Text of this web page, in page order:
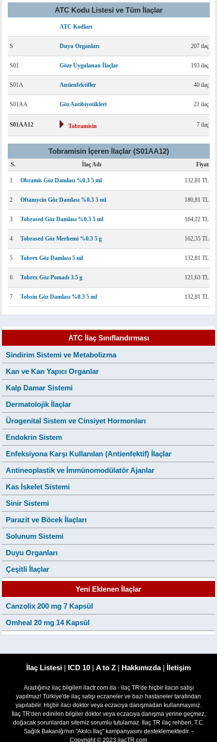
ATC Kodu Listesi ve Tüm İlaçlar
ATC Kodları
S Duyu Organları 207 ilaç
S01 Göze Uygulanan İlaçlar 193 ilaç
S01A Antienfektifler 40 ilaç
S01AA Göz Antibiyotikleri 21 ilaç
S01AA12 Tobramisin 7 ilaç
Tobramisin İçeren İlaçlar (S01AA12)
S. İlaç Adı Fiyat
1 Obramis Göz Damlası %0.3 5 ml 132,81 TL
2 Oftamycin Göz Damlası %0.3 5 ml 180,81 TL
3 Tobrased Göz Damlası %0.3 5 ml 164,22 TL
4 Tobrased Göz Merhemi %0.3 5 g 162,35 TL
5 Tobrex Göz Damlası 5 ml 132,81 TL
6 Tobrex Göz Pomadı 3.5 g 121,63 TL
7 Tobsin Göz Damlası %0.3 5 ml 132,81 TL
ATC İlaç Sınıflandırması
Sindirim Sistemi ve Metabolizma
Kan ve Kan Yapıcı Organlar
Kalp Damar Sistemi
Dermatolojik İlaçlar
Ürogenital Sistem ve Cinsiyet Hormonları
Endokrin Sistem
Enfeksiyona Karşı Kullanılan (Antienfektif) İlaçlar
Antineoplastik ve İmmünomodülatör Ajanlar
Kas İskelet Sistemi
Sinir Sistemi
Parazit ve Böcek İlaçları
Solunum Sistemi
Duyu Organları
Çeşitli İlaçlar
Yeni Eklenen İlaçlar
Canzolix 200 mg 7 Kapsül
Omheal 20 mg 14 Kapsül
İlaç Listesi | ICD 10 | A to Z | Hakkımızda| İletişim
Aradığınız ilaç bilgileri ilactr.com da - ilaç TR'de hiçbir ilacın satışı
yapılmaz! Türkiye'de ilaç satışı eczaneler ve bazı hastaneler tarafından
yapılabilir. Hiçbir ilacı doktor veya eczacıya danışmadan kullanmayınız.
İlaç TR'den edinilen bilgiler doktor veya eczacıya danışma yerine geçmez,
doğacak sorunlardan sitemiz sorumlu tutulamaz. İlaç TR ilaç rehberi, T.C.
Sağlık Bakanlğı'nın "Akılcı İlaç" kampanyasını desteklemektedir. -
Copyright © 2023 ilacTR.com